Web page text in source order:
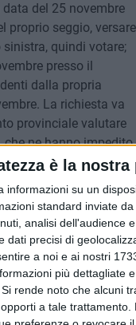
è la nostra
informazioni su un
standard inviate
analisi dell'audience
precisi di
a noi e ai nostri
più dettagliate
Si rende noto che alcuni
a tale trattamento.
del 25 novembre
proprio seggio, versare
quindi votare;
presso il
dalla propria
La richiesta va
provinciale valutare
ne hanno impedito
on-line. Il
di uva da tavola
da parte delle Guardie